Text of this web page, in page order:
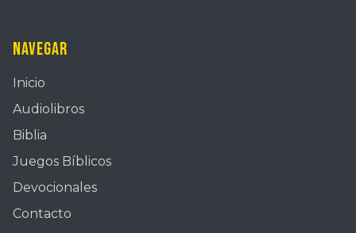
Navegar
Inicio
Audiolibros
Biblia
Juegos Bíblicos
Devocionales
Contacto